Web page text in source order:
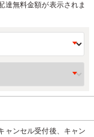
達無料金額が表示されま
ャンセル受付後、キャン